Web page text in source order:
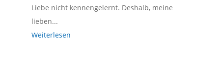
Liebe nicht kennengelernt. Deshalb, meine
lieben...
Weiterlesen